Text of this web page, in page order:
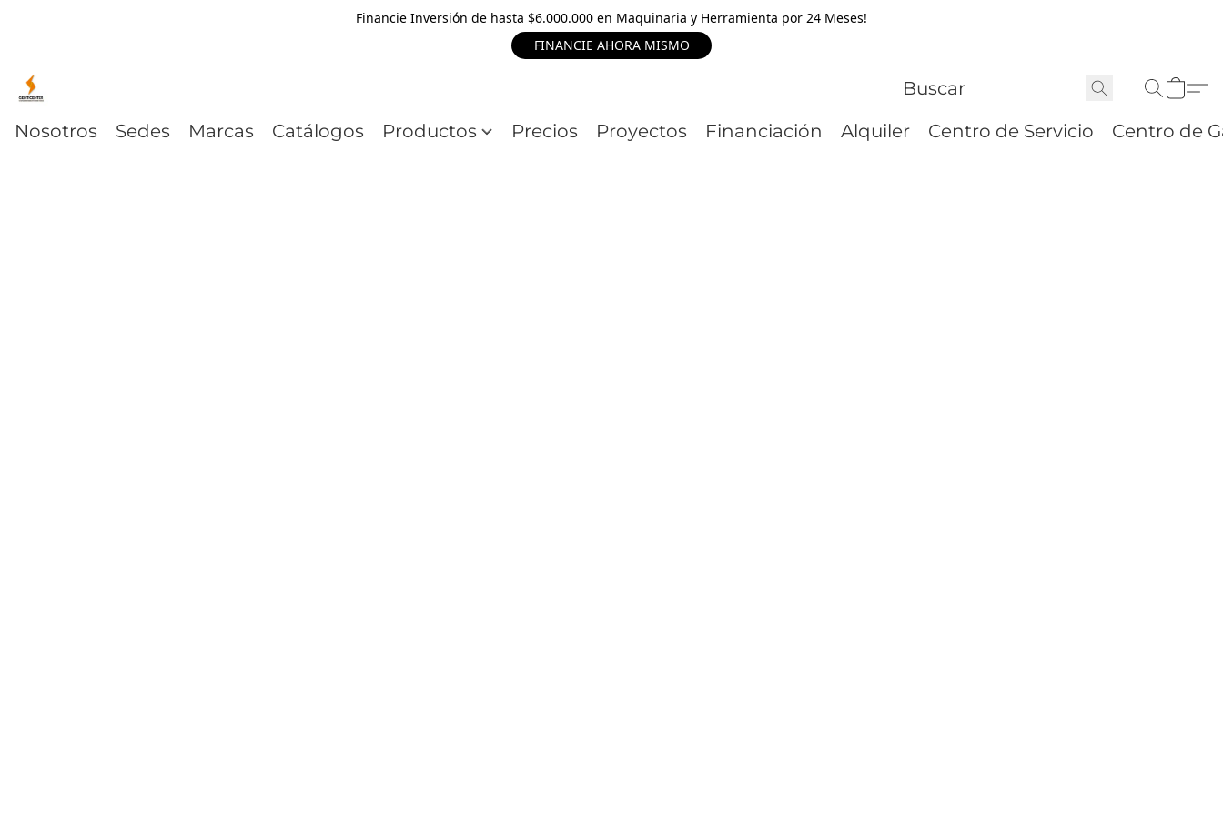
Financie Inversión de hasta $6.000.000 en Maquinaria y Herramienta por 24 Meses!
FINANCIE AHORA MISMO
Nosotros Sedes Marcas Catálogos Productos Precios Proyectos Financiación Alquiler Centro de Servicio Centro de